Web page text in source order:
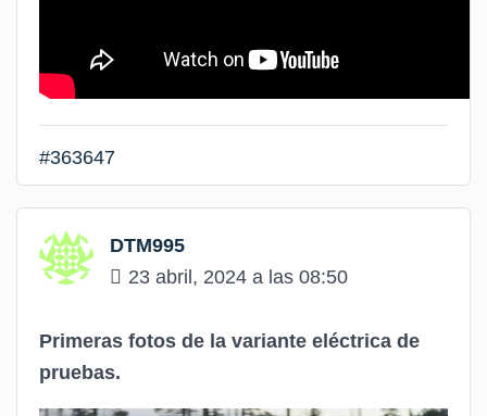
#363647
DTM995
23 abril, 2024 a las 08:50
Primeras fotos de la variante eléctrica de
pruebas.